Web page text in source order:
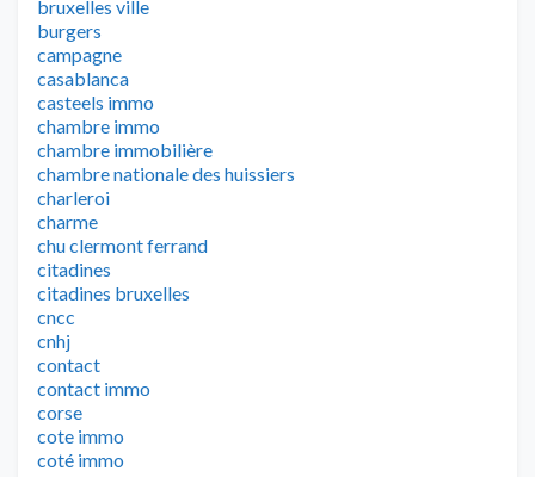
bruxelles ville
burgers
campagne
casablanca
casteels immo
chambre immo
chambre immobilière
chambre nationale des huissiers
charleroi
charme
chu clermont ferrand
citadines
citadines bruxelles
cncc
cnhj
contact
contact immo
corse
cote immo
coté immo